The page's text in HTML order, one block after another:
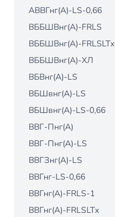
АВВГнг(А)-LS-0,66
ВББШВнг(А)-FRLS
ВББШВнг(А)-FRLSLTх
ВББШВнг(А)-ХЛ
ВБВнг(А)-LS
ВБШвнг(А)-LS
ВБШвнг(А)-LS-0,66
ВВГ-Пнг(А)
ВВГ-Пнг(А)-LS
ВВГЗнг(А)-LS
ВВГнг-LS-0,66
ВВГнг(А)-FRLS-1
ВВГнг(А)-FRLSLTх